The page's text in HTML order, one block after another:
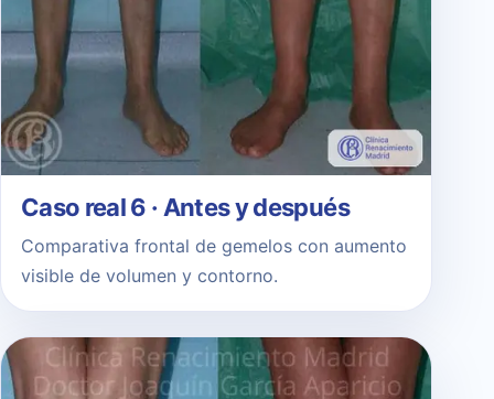
Caso real 6 · Antes y después
Comparativa frontal de gemelos con aumento
visible de volumen y contorno.